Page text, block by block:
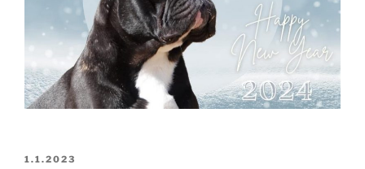
JULKAISTU
1.1.2023